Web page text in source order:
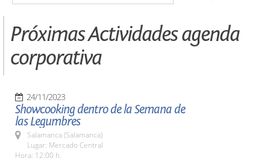
Próximas Actividades agenda
corporativa
24/11/2023
Showcooking dentro de la Semana de
las Legumbres
Salamanca (Salamanca)
Lugar: Mercado Central
Hora: 12:00 h.